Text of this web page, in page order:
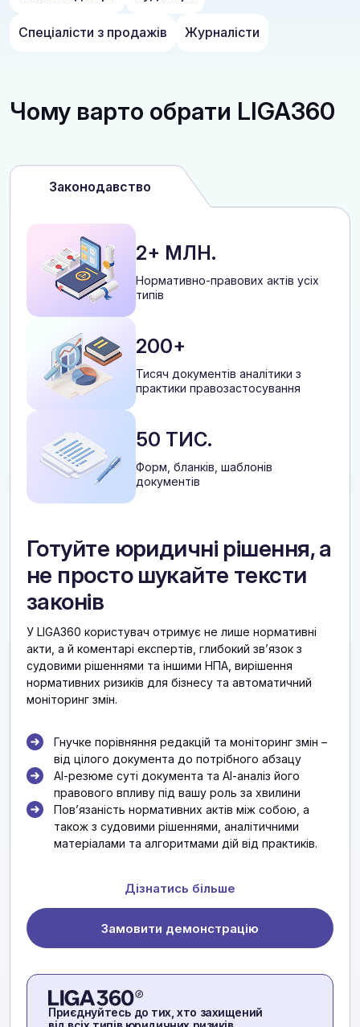
Спеціалісти з продажів Журналісти
Чому варто обрати LIGA360
Законодавство
2+ МЛН.
Нормативно-правових актів усіх
типів
200+
Тисяч документів аналітики з
практики правозастосування
50 ТИС.
Форм, бланків, шаблонів
документів
Готуйте юридичні рішення, а
не просто шукайте тексти
законів
У LIGA360 користувач отримує не лише нормативні
акти, а й коментарі експертів, глибокий звʼязок з
судовими рішеннями та іншими НПА, вирішення
нормативних ризиків для бізнесу та автоматичний
моніторинг змін.
Гнучке порівняння редакцій та моніторинг змін –
від цілого документа до потрібного абзацу
АІ-резюме суті документа та АІ-аналіз його
правового впливу під вашу роль за хвилини
Повʼязаність нормативних актів між собою, а
також з судовими рішеннями, аналітичними
матеріалами та алгоритмами дій від практиків.
Дізнатись більше
Замовити демонстрацію
Приєднуйтесь до тих, хто захищений